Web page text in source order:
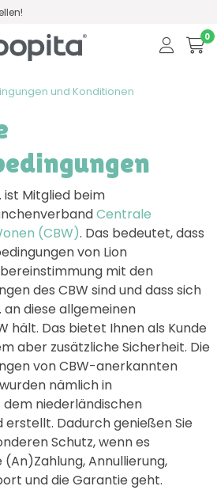
0
und Konditionen
ist Mitglied beim
Centrale
(CBW). Das bedeutet, dass
von Lion
mit den
des CBW sind und dass sich
an diese allgemeinen
hält. Das bietet Ihnen als Kunde
aber zusätzliche Sicherheit. Die
von CBW-anerkannten
nämlich in
niederländischen
Dadurch genießen Sie
Schutz, wenn es
Annullierung,
und die Garantie geht.